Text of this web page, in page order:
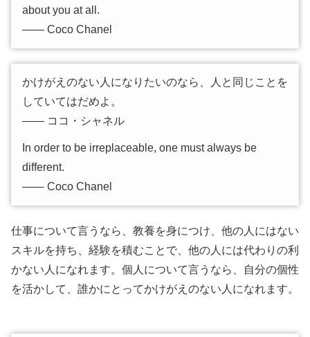
about you at all.
―― Coco Chanel
かけがえのない人になりたいのなら、人と同じことを
していてはだめよ。
―― ココ・シャネル
In order to be irreplaceable, one must always be
different.
―― Coco Chanel
仕事について言うなら、教養を身につけ、他の人にはない
スキルを持ち、経験を積むことで、他の人には代わりの利
かない人になれます。個人について言うなら、自分の個性
を活かして、誰かにとってかけがえのない人になれます。